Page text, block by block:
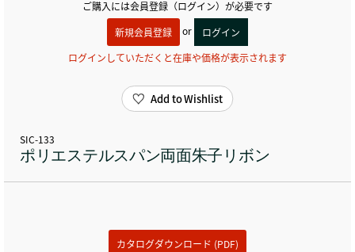
ご購入には会員登録（ログイン）が必要です
新規会員登録
or
ログイン
ログインしていただくと在庫や価格が表示されます
SIC-133
ポリエステルスパン両面朱子リボン
カタログダウンロード (PDF)
Add to Wishlist